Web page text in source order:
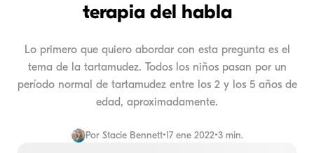
terapia del habla
Lo primero que quiero abordar con esta pregunta es el
tema de la tartamudez. Todos los niños pasan por un
período normal de tartamudez entre los 2 y los 5 años de
edad, aproximadamente.
Por Stacie Bennett•17 ene 2022•3 min.